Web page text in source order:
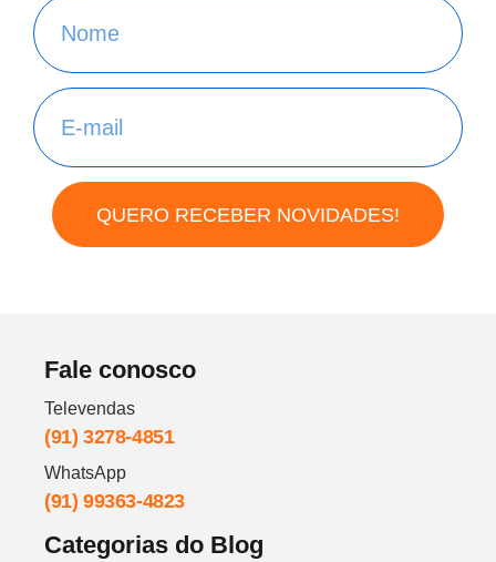
QUERO RECEBER NOVIDADES!
Fale conosco
Televendas
(91) 3278-4851
WhatsApp
(91) 99363-4823
Categorias do Blog